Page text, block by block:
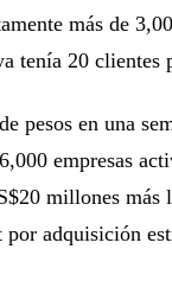
más de
tenía 20
pesos en una
empresas
millones más
por adquisición